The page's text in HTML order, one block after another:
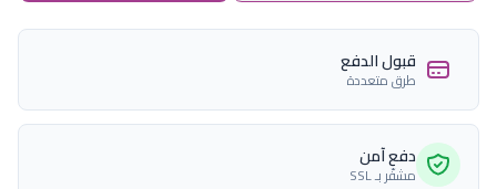
قبول الدفع
طرق متعددة
دفع آمن
مشفّر بـ SSL